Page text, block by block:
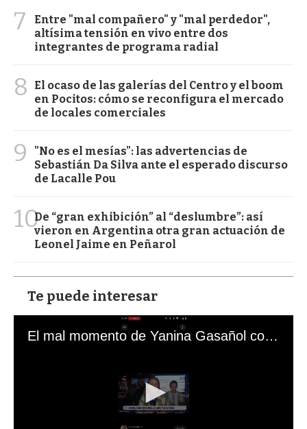
7
Entre "mal compañero" y "mal perdedor",
altísima tensión en vivo entre dos
integrantes de programa radial
8
El ocaso de las galerías del Centro y el boom
en Pocitos: cómo se reconfigura el mercado
de locales comerciales
9
"No es el mesías": las advertencias de
Sebastián Da Silva ante el esperado discurso
de Lacalle Pou
10De “gran exhibición” al “deslumbre”: así
vieron en Argentina otra gran actuación de
Leonel Jaime en Peñarol
Te puede interesar
El mal momento de Yanina Gasañol con un hincha argentino en "Subrayado"